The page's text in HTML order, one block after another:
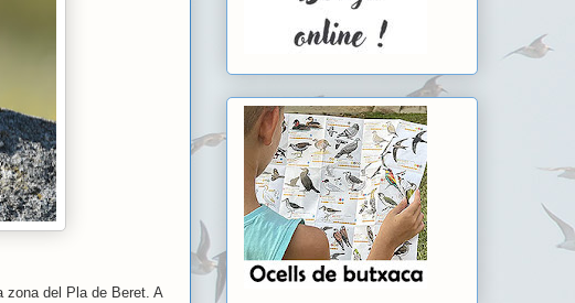
zona del Pla de Beret. A